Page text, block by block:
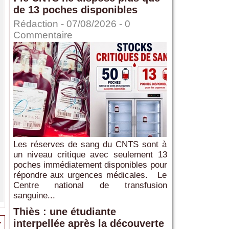
de 13 poches disponibles
Rédaction - 07/08/2026 - 0
Commentaire
Les réserves de sang du CNTS sont à
un niveau critique avec seulement 13
poches immédiatement disponibles pour
répondre aux urgences médicales. Le
Centre national de transfusion
sanguine...
Thiès : une étudiante
interpellée après la découverte